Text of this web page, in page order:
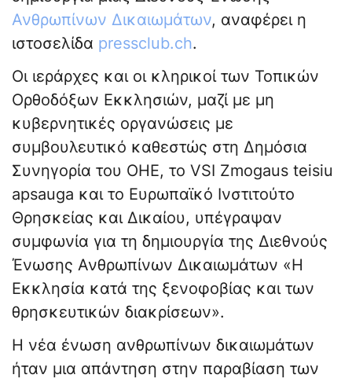
Ανθρωπίνων Δικαιωμάτων, αναφέρει η
ιστοσελίδα pressclub.ch.
Οι ιεράρχες και οι κληρικοί των Τοπικών
Ορθοδόξων Εκκλησιών, μαζί με μη
κυβερνητικές οργανώσεις με
συμβουλευτικό καθεστώς στη Δημόσια
Συνηγορία του ΟΗΕ, το VSI Zmogaus teisiu
apsauga και το Ευρωπαϊκό Ινστιτούτο
Θρησκείας και Δικαίου, υπέγραψαν
συμφωνία για τη δημιουργία της Διεθνούς
Ένωσης Ανθρωπίνων Δικαιωμάτων «Η
Εκκλησία κατά της ξενοφοβίας και των
θρησκευτικών διακρίσεων».
Η νέα ένωση ανθρωπίνων δικαιωμάτων
ήταν μια απάντηση στην παραβίαση των